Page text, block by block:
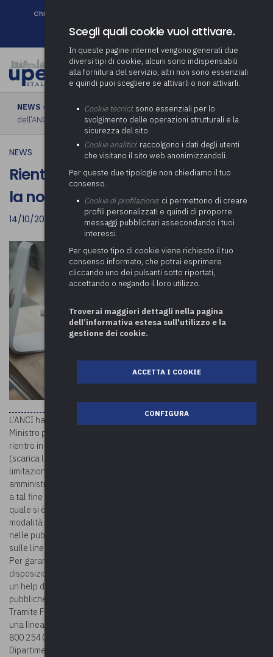
Chi siamo
Newsletter
NEWS › Rientro in presenza dipendenti PA, la nota di lettura
dell’ANCi
NEWS
Rientro in presenza dipendenti PA,
la nota di lettura dell’ANCi
14/10/2021
L’ANCI ha pubblicato la nota di lettura
Ministro per la Pubblica Amministrazione sulle modalità per il
rientro in presenza dei lavoratori delle pubbliche amministrazioni”
(scarica le slide). Il Governo ha ritenuto di superare le misure di
limitazione delle presenze del personale delle pubbliche
amministrazioni sul luogo di lavoro (smart working emergenziale) e
a tal fine è stato adottato, il 24 settembre 2021, un DPCM con il
quale si è stabilito che, a decorrere dal 15 ottobre 2021, la
modalità ordinaria di svolgimento della prestazione lavorativa
nelle pubbliche amministrazioni sarà quella in presenza (Dpcm
sulle linee guida per la certificazione verde).
Per garantire una corretta e omogena attuazione delle
disposizioni previste sono state messe in campo una serie di azioni:
un help desk Amica digitale, ovvero un servizio di assistenza alle
pubbliche amministrazioni sulle novità in vigore dal 15 ottobre.
Tramite FormezPA saranno disponibili due canali di comunicazione:
una linea telefonica dedicata attiva dal 13 ottobre (numero verde
800 254 009) e una mail ad hoc lavoropubblico@governo.it. Il
Dipartimento della Funzione pubblica ha previsto anche la
Scegli quali cookie vuoi attivare.
In queste pagine internet vengono generati due
diversi tipi di cookie, alcuni sono indispensabili
alla fornitura del servizio, altri non sono essenziali
e quindi puoi scegliere se attivarli o non attivarli.
Cookie tecnici: sono essenziali per lo
svolgimento delle operazioni strutturali e la
sicurezza del sito.
Cookie analitici: raccolgono i dati degli utenti
che visitano il sito web anonimizzandoli.
Per queste due tipologie non chiediamo il tuo
consenso.
Cookie di profilazione: ci permettono di creare
profili personalizzati e quindi di proporre
messaggi pubblicitari assecondando i tuoi
interessi.
Per questo tipo di cookie viene richiesto il tuo
consenso informato, che potrai esprimere
cliccando uno dei pulsanti sotto riportati,
accettando o negando il loro utilizzo.
Troverai maggiori dettagli nella pagina
dell’informativa estesa sull'utilizzo e la
gestione dei cookie.
ACCETTA I COOKIE
CONFIGURA